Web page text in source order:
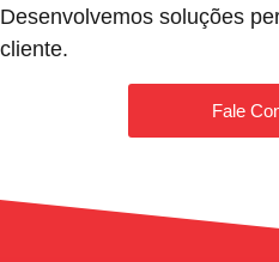
Desenvolvemos soluções
cliente.
Fale